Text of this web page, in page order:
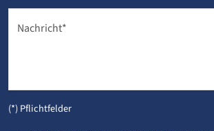
Nachricht*
(*) Pflichtfelder